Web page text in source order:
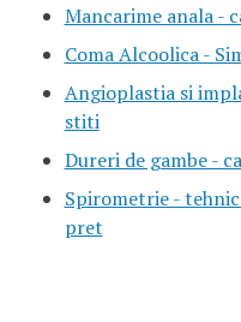
Mancarime anala -
Coma Alcoolica -
Angioplastia si
stiti
Dureri de gambe -
Spirometrie -
pret